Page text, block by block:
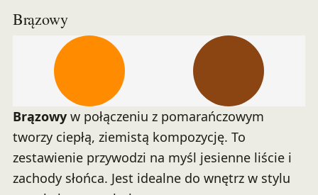
Brązowy
Brązowyw połączeniu z pomarańczowym
tworzy ciepłą, ziemistą kompozycję. To
zestawienie przywodzi na myśl jesienne liście i
zachody słońca. Jest idealne do wnętrz w stylu